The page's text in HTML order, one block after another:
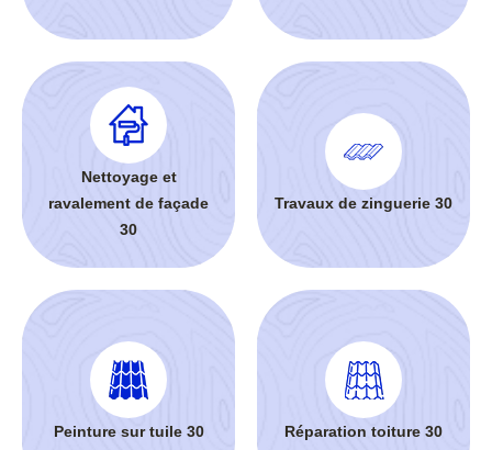
Nettoyage et
ravalement de façade
30
Travaux de zinguerie 30
Peinture sur tuile 30 Réparation toiture 30